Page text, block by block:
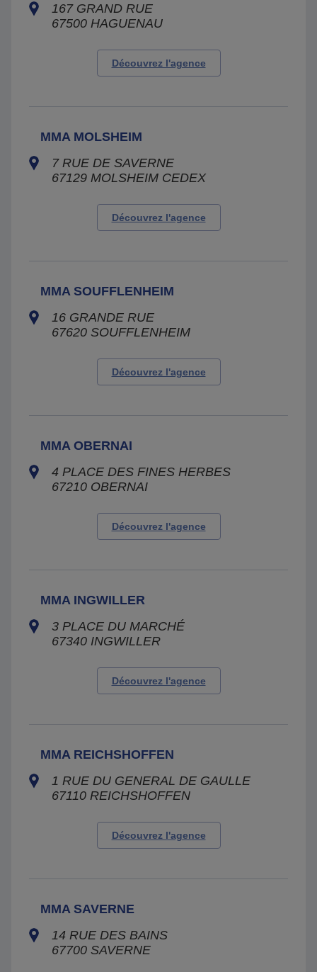
167 GRAND RUE
67500 HAGUENAU
Découvrez l'agence
MMA MOLSHEIM
7 RUE DE SAVERNE
67129 MOLSHEIM CEDEX
Découvrez l'agence
MMA SOUFFLENHEIM
16 GRANDE RUE
67620 SOUFFLENHEIM
Découvrez l'agence
MMA OBERNAI
4 PLACE DES FINES HERBES
67210 OBERNAI
Découvrez l'agence
MMA INGWILLER
3 PLACE DU MARCHÉ
67340 INGWILLER
Découvrez l'agence
MMA REICHSHOFFEN
1 RUE DU GENERAL DE GAULLE
67110 REICHSHOFFEN
Découvrez l'agence
MMA SAVERNE
14 RUE DES BAINS
67700 SAVERNE